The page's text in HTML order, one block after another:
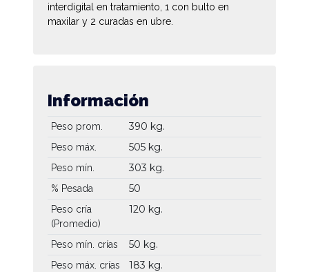
interdigital en tratamiento, 1 con bulto en
maxilar y 2 curadas en ubre.
Información
Peso prom. 390 kg.
Peso máx. 505 kg.
Peso mín. 303 kg.
% Pesada 50
Peso cría
(Promedio)
120 kg.
Peso mín. crías 50 kg.
Peso máx. crías 183 kg.